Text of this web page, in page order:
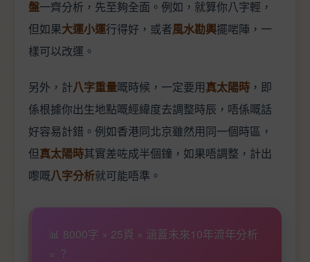
盤一齊分析，先至夠全面。例如，就算你八字輕，
但如果大運小運行得好，或者風水勘輿擺啱陣，一
樣可以改運。
另外，計八字重量嘅時候，一定要用真太陽時 ，即
係根據你出生地點嘅經緯度去調整時辰，唔係嘅話
好容易計錯。例如香港同北京雖然用同一個時區，
但真太陽時其實差咗成半個鐘，如果唔調整，計出
嚟嘅八字分析就可能唔準。
📊 8000字 × 25頁 × 涵蓋未來10年流年分析
= ？